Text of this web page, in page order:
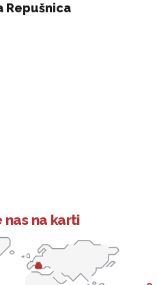
Repušnica
nas na karti